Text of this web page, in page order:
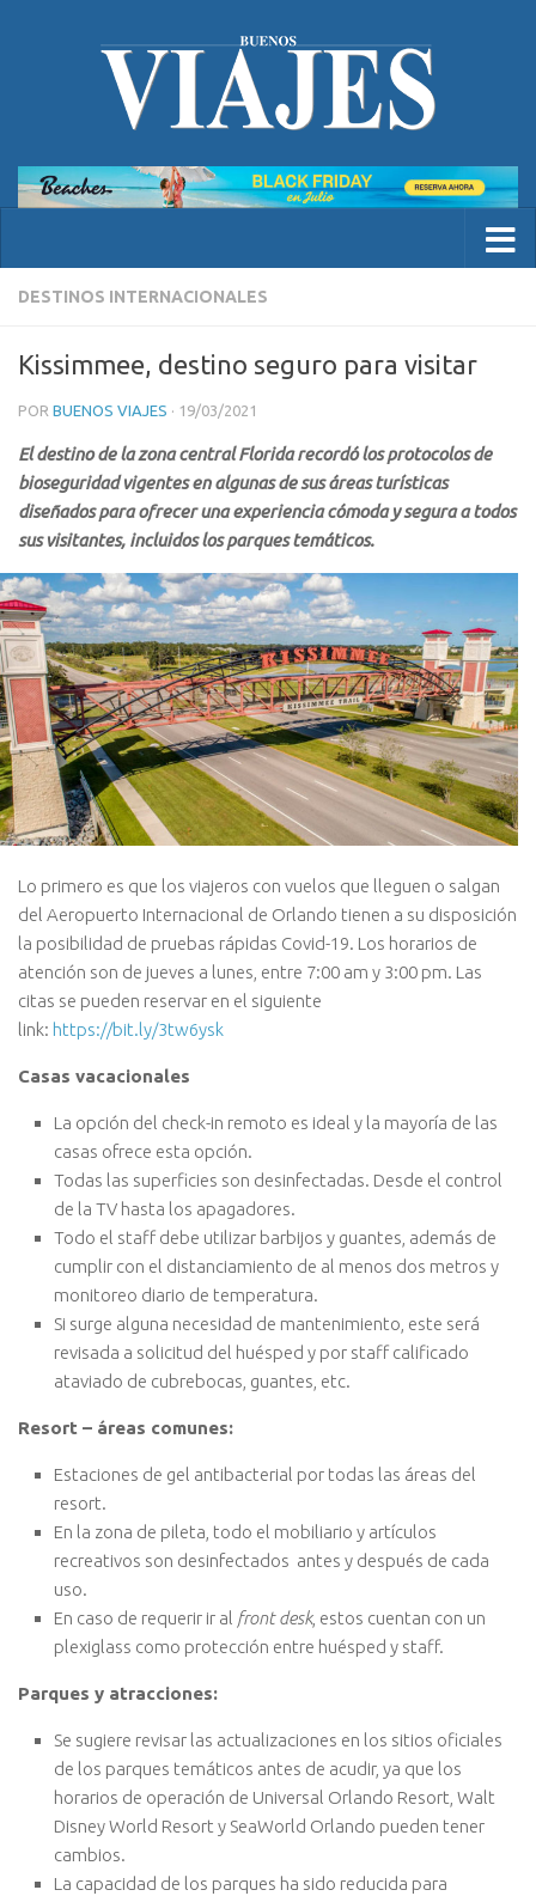
DESTINOS INTERNACIONALES
Kissimmee, destino seguro para visitar
POR BUENOS VIAJES · 19/03/2021
El destino de la zona central Florida recordó los protocolos de
bioseguridad vigentes en algunas de sus áreas turísticas
diseñados para ofrecer una experiencia cómoda y segura a todos
sus visitantes, incluidos los parques temáticos.
Lo primero es que los viajeros con vuelos que lleguen o salgan
del Aeropuerto Internacional de Orlando tienen a su disposición
la posibilidad de pruebas rápidas Covid-19. Los horarios de
atención son de jueves a lunes, entre 7:00 am y 3:00 pm. Las
citas se pueden reservar en el siguiente
link: https://bit.ly/3tw6ysk
Casas vacacionales
La opción del check-in remoto es ideal y la mayoría de las
casas ofrece esta opción.
Todas las superficies son desinfectadas. Desde el control
de la TV hasta los apagadores.
Todo el staff debe utilizar barbijos y guantes, además de
cumplir con el distanciamiento de al menos dos metros y
monitoreo diario de temperatura.
Si surge alguna necesidad de mantenimiento, este será
revisada a solicitud del huésped y por staff calificado
ataviado de cubrebocas, guantes, etc.
Resort – áreas comunes:
Estaciones de gel antibacterial por todas las áreas del
resort.
En la zona de pileta, todo el mobiliario y artículos
recreativos son desinfectados antes y después de cada
uso.
En caso de requerir ir al front desk, estos cuentan con un
plexiglass como protección entre huésped y staff.
Parques y atracciones:
Se sugiere revisar las actualizaciones en los sitios oficiales
de los parques temáticos antes de acudir, ya que los
horarios de operación de Universal Orlando Resort, Walt
Disney World Resort y SeaWorld Orlando pueden tener
cambios.
La capacidad de los parques ha sido reducida para